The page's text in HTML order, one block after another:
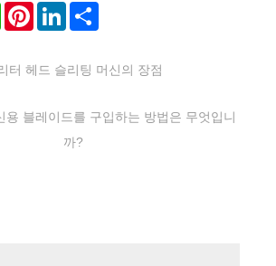
WhatsAppPinterestLinkedIn
터 헤드 슬리팅 머신의 장점
용 블레이드를 구입하는 방법은 무엇입니
까?